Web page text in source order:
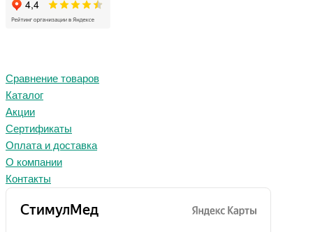
Сравнение товаров
Каталог
Акции
Сертификаты
Оплата и доставка
О компании
Контакты